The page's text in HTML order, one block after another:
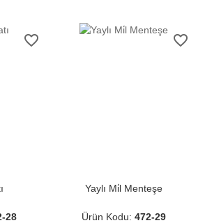
favorite_border
28
favorite_border
Yaylı Mi̇l Menteşe
Ürün Kodu: 472-29